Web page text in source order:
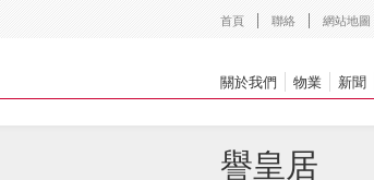
首頁 聯絡 網站地圖
關於我們 物業 新聞
譽皇居